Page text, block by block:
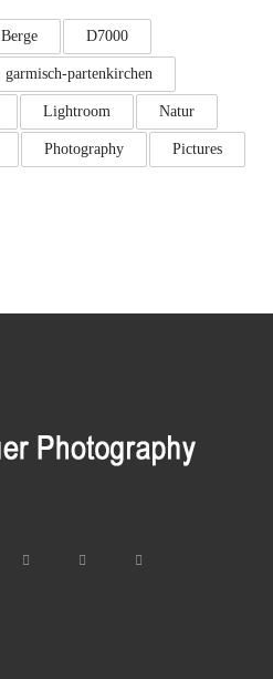
Berge D7000
garmisch-partenkirchen
Lightroom Natur
Photography Pictures